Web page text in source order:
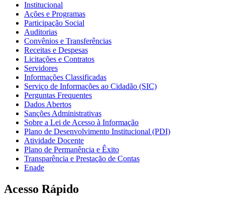
Institucional
Ações e Programas
Participação Social
Auditorias
Convênios e Transferências
Receitas e Despesas
Licitações e Contratos
Servidores
Informações Classificadas
Serviço de Informações ao Cidadão (SIC)
Perguntas Frequentes
Dados Abertos
Sanções Administrativas
Sobre a Lei de Acesso à Informação
Plano de Desenvolvimento Institucional (PDI)
Atividade Docente
Plano de Permanência e Êxito
Transparência e Prestação de Contas
Enade
Acesso Rápido